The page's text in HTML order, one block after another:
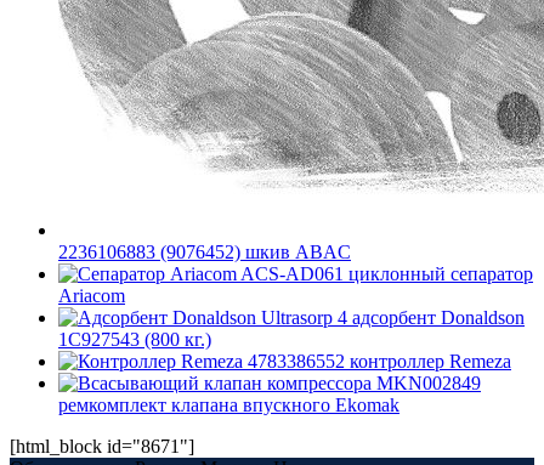
2236106883 (9076452) шкив ABAC
ACS-AD061 циклонный сепаратор
Ariacom
Ultrasorp 4 адсорбент Donaldson
1C927543 (800 кг.)
4783386552 контроллер Remeza
MKN002849
ремкомплект клапана впускного Ekomak
[html_block id="8671"]